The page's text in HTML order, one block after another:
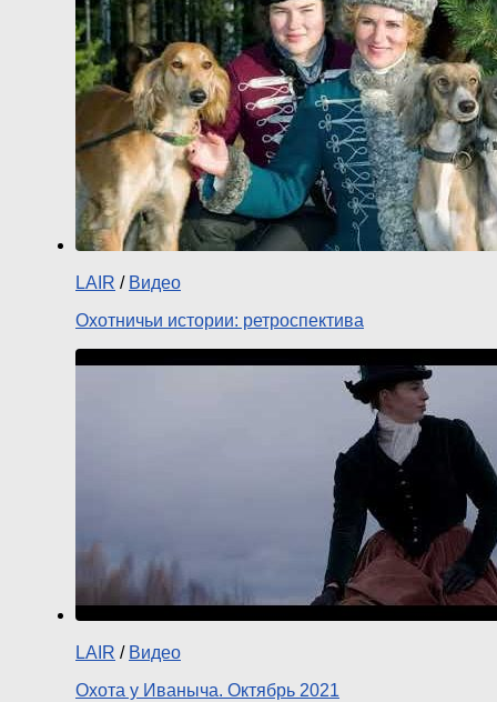
LAIR / Видео
Охотничьи истории: ретроспектива
LAIR / Видео
Охота у Иваныча. Октябрь 2021